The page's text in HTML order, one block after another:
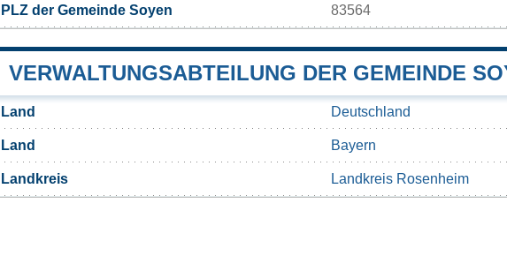
PLZ der Gemeinde Soyen 83564
VERWALTUNGSABTEILUNG DER GEMEINDE
Land Deutschland
Land Bayern
Landkreis Landkreis Rosenheim